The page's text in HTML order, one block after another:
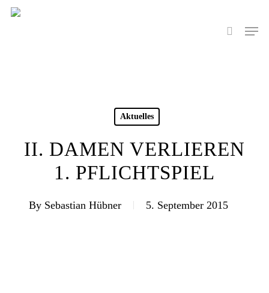
Skip
search
Menu
Aktuelles
II. DAMEN VERLIEREN
1. PFLICHTSPIEL
By Sebastian Hübner 5. September 2015